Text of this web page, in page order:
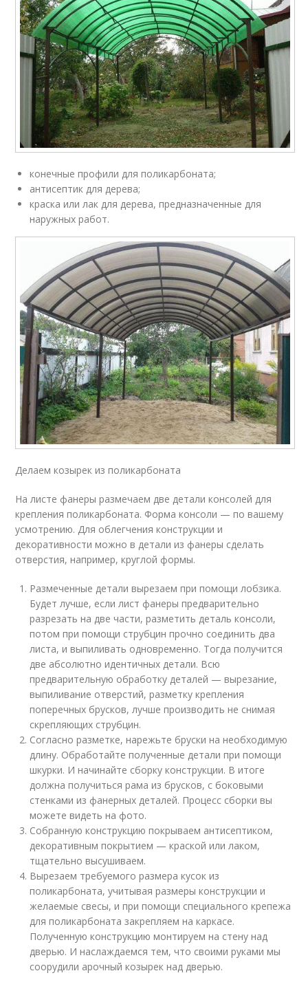
конечные профили для поликарбоната;
антисептик для дерева;
краска или лак для дерева, предназначенные для
наружных работ.
Делаем козырек из поликарбоната
На листе фанеры размечаем две детали консолей для
крепления поликарбоната. Форма консоли — по вашему
усмотрению. Для облегчения конструкции и
декоративности можно в детали из фанеры сделать
отверстия, например, круглой формы.
Размеченные детали вырезаем при помощи лобзика.
Будет лучше, если лист фанеры предварительно
разрезать на две части, разметить деталь консоли,
потом при помощи струбцин прочно соединить два
листа, и выпиливать одновременно. Тогда получится
две абсолютно идентичных детали. Всю
предварительную обработку деталей — вырезание,
выпиливание отверстий, разметку крепления
поперечных брусков, лучше производить не снимая
скрепляющих струбцин.
Согласно разметке, нарежьте бруски на необходимую
длину. Обработайте полученные детали при помощи
шкурки. И начинайте сборку конструкции. В итоге
должна получиться рама из брусков, с боковыми
стенками из фанерных деталей. Процесс сборки вы
можете видеть на фото.
Собранную конструкцию покрываем антисептиком,
декоративным покрытием — краской или лаком,
тщательно высушиваем.
Вырезаем требуемого размера кусок из
поликарбоната, учитывая размеры конструкции и
желаемые свесы, и при помощи специального крепежа
для поликарбоната закрепляем на каркасе.
Полученную конструкцию монтируем на стену над
дверью. И наслаждаемся тем, что своими руками мы
соорудили арочный козырек над дверью.